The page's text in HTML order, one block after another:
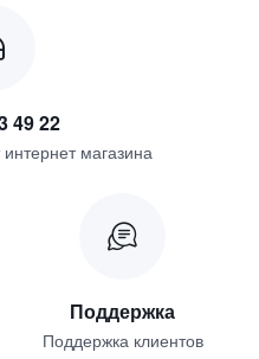
49 22
магазина
Поддержка
Поддержка клиентов